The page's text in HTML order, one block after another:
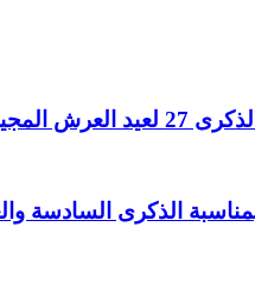
بمناسبة الذكرى